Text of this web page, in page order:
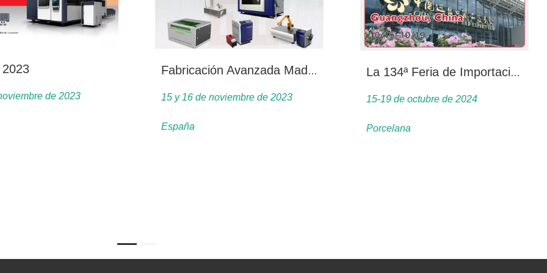
de 2023
Fabricación Avanzada Madrid 2023
15 y 16 de noviembre de 2023
España
La 134ª Feria de Importación y Exportación de China
15-19 de octubre de 2024
Porcelana